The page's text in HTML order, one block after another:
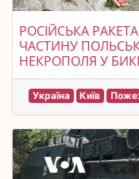
РОСІЙСЬКА
ЧАСТИНУ
НЕКРОПОЛЯ У
Україна Київ